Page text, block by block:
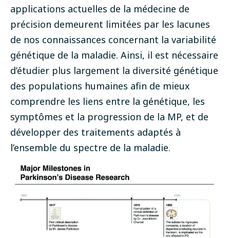
applications actuelles de la médecine de
précision demeurent limitées par les lacunes
de nos connaissances concernant la variabilité
génétique de la maladie. Ainsi, il est nécessaire
d’étudier plus largement la diversité génétique
des populations humaines afin de mieux
comprendre les liens entre la génétique, les
symptômes et la progression de la MP, et de
développer des traitements adaptés à
l’ensemble du spectre de la maladie.